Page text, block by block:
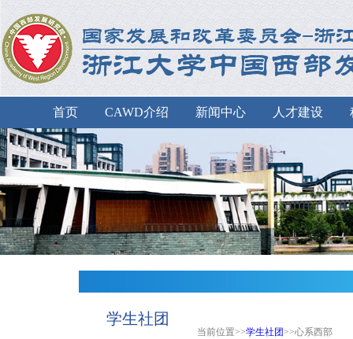
首页 CAWD介绍 新闻中心 人才建设
学生社团
当前位置>>学生社团>>心系西部